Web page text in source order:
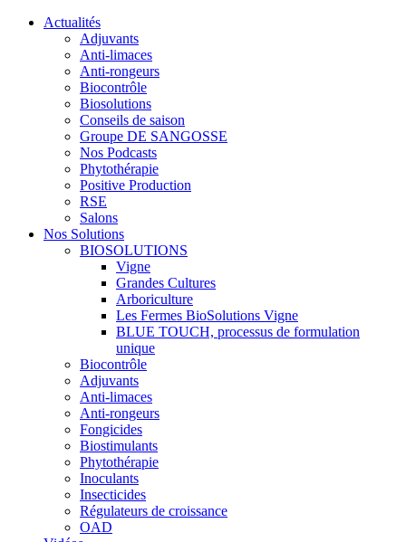
Actualités
Adjuvants
Anti-limaces
Anti-rongeurs
Biocontrôle
Biosolutions
Conseils de saison
Groupe DE SANGOSSE
Nos Podcasts
Phytothérapie
Positive Production
RSE
Salons
Nos Solutions
BIOSOLUTIONS
Vigne
Grandes Cultures
Arboriculture
Les Fermes BioSolutions Vigne
BLUE TOUCH, processus de formulation
unique
Biocontrôle
Adjuvants
Anti-limaces
Anti-rongeurs
Fongicides
Biostimulants
Phytothérapie
Inoculants
Insecticides
Régulateurs de croissance
OAD